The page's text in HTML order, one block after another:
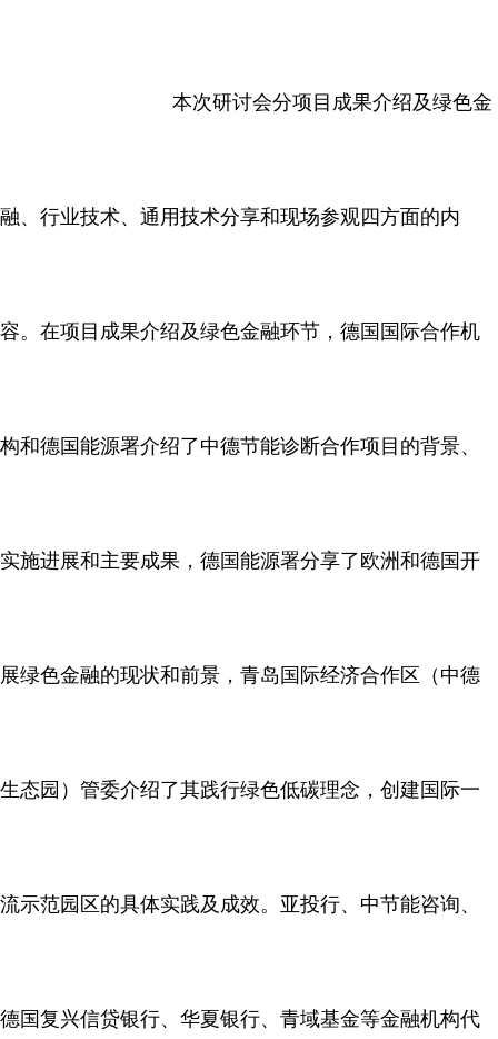
本次研讨会分项目成果介绍及绿色金
融、行业技术、通用技术分享和现场参观四方面的内
容。在项目成果介绍及绿色金融环节，德国国际合作机
构和德国能源署介绍了中德节能诊断合作项目的背景、
实施进展和主要成果，德国能源署分享了欧洲和德国开
展绿色金融的现状和前景，青岛国际经济合作区（中德
生态园）管委介绍了其践行绿色低碳理念，创建国际一
流示范园区的具体实践及成效。亚投行、中节能咨询、
德国复兴信贷银行、华夏银行、青域基金等金融机构代